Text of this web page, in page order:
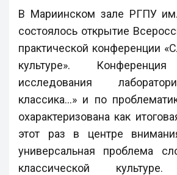
В Мариинском зале РГПУ
состоялось открытие
практической конференции
культуре».
исследования
классика...» и по
охарактеризована как
этот раз в центре
универсальная проблема
классической культуре.